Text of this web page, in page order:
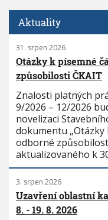
Aktuality
31. srpen 2026
Otázky k písemné
způsobilosti ČKAIT
Znalosti platných
9/2026 – 12/2026
novelizaci
dokumentu
odborné
aktualizovaného k
3. srpen 2026
Uzavření oblastní
8. - 19. 8. 2026